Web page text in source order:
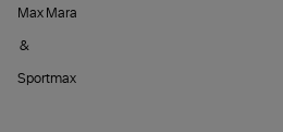
Max Mara
&
Sportmax